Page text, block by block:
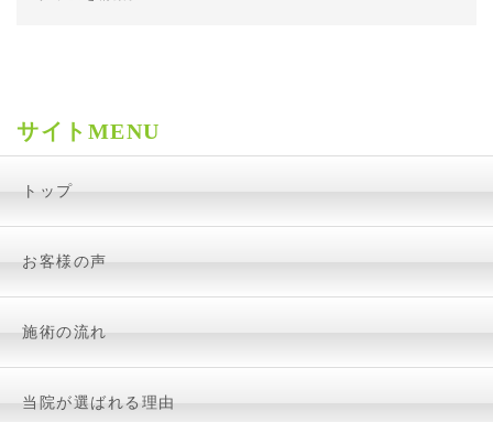
サイトMENU
トップ
お客様の声
施術の流れ
当院が選ばれる理由